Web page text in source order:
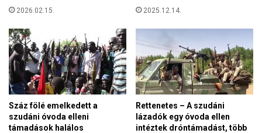
o
i
t
i
k
a
i
é
r
d
2026.02.15. 2025.12.14.
Száz fölé emelkedett a
szudáni óvoda elleni
támadások halálos
Rettenetes – A szudáni
lázadók egy óvoda ellen
intéztek dróntámadást, több